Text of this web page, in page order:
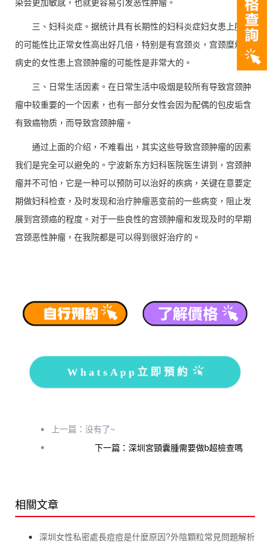
三、妇科炎症。据统计具有长期性的妇科炎症妇女患上肿瘤
的可能性比正常女性高出好几倍，特别是有宫颈炎，宫颈糜烂等
病史的女性患上宫颈肿瘤的可能性是非常大的。
三、日常生活因素。在日常生活中吸烟是较所有导致宫颈肿
瘤中较重要的一个因素，也有一部分女性会因为配偶的包皮垢含
有致癌物质，而导致宫颈肿瘤。
通过上面的介绍，不难看出，其实这些导致宫颈肿瘤的因素
我们是完全可以避免的。宁波新东方妇科医院医生讲到，宫颈肿
瘤并不可怕，它是一种可以预防可以治好的疾病，关键在意要定
期做妇科检查，及时发现和治疗肿瘤恶变前的一些病变，阻止发
展到宫颈癌的程度。对于一些良性的宫颈肿瘤和发现及时的早期
宫颈恶性肿瘤，在我院都是可以得到很好治疗的。
WhatsApp立即預約
上一篇：没有了~
下一篇：深圳宮頸囊腫需要做b超檢查嗎
相關文章
深圳女性私密處長痘痘是什麼原因?外陰顆粒常見問題解析